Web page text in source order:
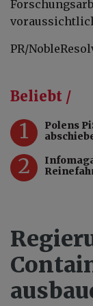
PR/
Beliebt /
1
Polens
2